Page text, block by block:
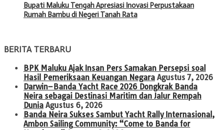
Bupati Maluku Tengah Apresiasi Inovasi Perpustakaan
Rumah Bambu di Negeri Tanah Rata
BERITA TERBARU
BPK Maluku Ajak Insan Pers Samakan Persepsi soal
Hasil Pemeriksaan Keuangan Negara Agustus 7, 2026
Darwin–Banda Yacht Race 2026 Dongkrak Banda
Neira sebagai Destinasi Maritim dan Jalur Rempah
Dunia Agustus 6, 2026
Banda Neira Sukses Sambut Yacht Rally Internasional,
Ambon Sailing Community: “Come to Banda for